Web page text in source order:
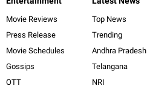
Movie Reviews
Press Release
Movie Schedules
Gossips
OTT
Top News
Trending
Andhra Pradesh
Telangana
NRI